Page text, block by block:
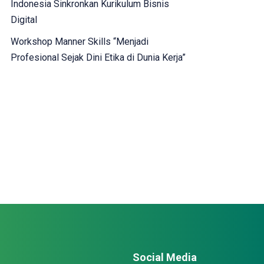
Indonesia Sinkronkan Kurikulum Bisnis
Digital
Workshop Manner Skills “Menjadi
Profesional Sejak Dini Etika di Dunia Kerja”
Social Media